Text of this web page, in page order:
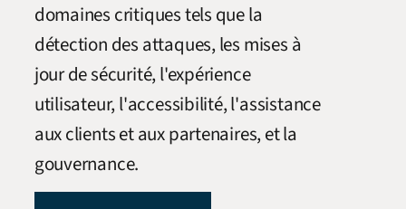
domaines critiques tels que la
détection des attaques, les mises à
jour de sécurité, l'expérience
utilisateur, l'accessibilité, l'assistance
aux clients et aux partenaires, et la
gouvernance.